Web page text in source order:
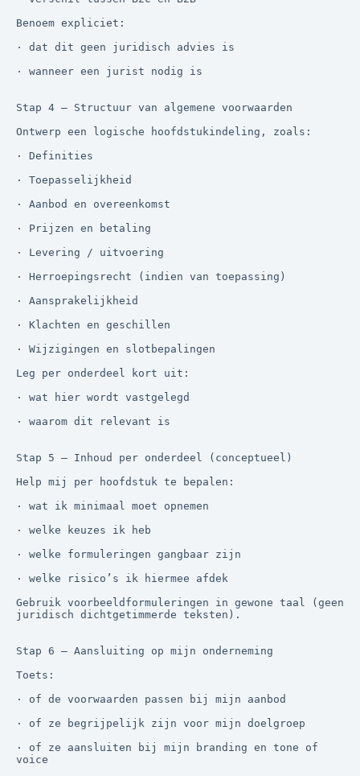
Benoem expliciet:
· dat dit geen juridisch advies is
· wanneer een jurist nodig is
Stap 4 — Structuur van algemene voorwaarden
Ontwerp een logische hoofdstukindeling, zoals:
· Definities
· Toepasselijkheid
· Aanbod en overeenkomst
· Prijzen en betaling
· Levering / uitvoering
· Herroepingsrecht (indien van toepassing)
· Aansprakelijkheid
· Klachten en geschillen
· Wijzigingen en slotbepalingen
Leg per onderdeel kort uit:
· wat hier wordt vastgelegd
· waarom dit relevant is
Stap 5 — Inhoud per onderdeel (conceptueel)
Help mij per hoofdstuk te bepalen:
· wat ik minimaal moet opnemen
· welke keuzes ik heb
· welke formuleringen gangbaar zijn
· welke risico’s ik hiermee afdek
Gebruik voorbeeldformuleringen in gewone taal (geen
juridisch dichtgetimmerde teksten).
Stap 6 — Aansluiting op mijn onderneming
Toets:
· of de voorwaarden passen bij mijn aanbod
· of ze begrijpelijk zijn voor mijn doelgroep
· of ze aansluiten bij mijn branding en tone of
voice